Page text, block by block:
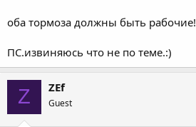
оба тормоза должны быть рабочие!
ПС.извиняюсь что не по теме.:)
Z ZEf
Guest